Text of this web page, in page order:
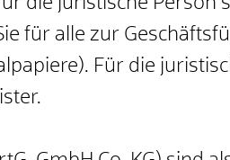
für alle zur
Für die